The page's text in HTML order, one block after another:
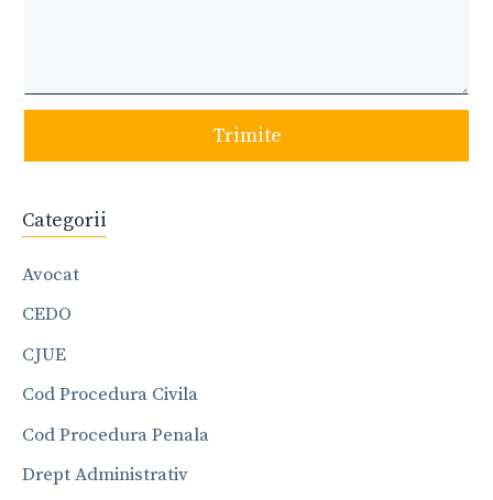
Trimite
Categorii
Avocat
CEDO
CJUE
Cod Procedura Civila
Cod Procedura Penala
Drept Administrativ